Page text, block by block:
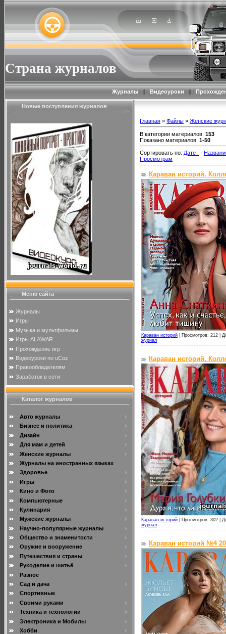
Страна журналов
Журналы | Видеоуроки |
Новые поступления журналов
Меню сайта
Журналы
Игры
Музыка и мультфильмы
Игры ALAWAR
Прохождение игр
Видеоуроки по uCoz
Правообладателям
Заработок в сети
Каталог журналов
Авто журналы
Бизнес и политика
Дизайн
Для мам и детей
Женские журналы
Журналы на иностранных языках
Здоровье
Игры
Кино и Фото
Компьютерные
Кулинария
Мужские журналы
Научно-популярные журналы
Общество и знаменитости
Оружие и вооружение
Путешествия и страны
Рукоделие и шитьё
Разное
Сад и дача
Спортивные
Своими руками
Техника и технологии
Электроника и Мобилы
Хобби
Главная » Файлы » Женские
В категории материалов: 153
Показано материалов: 1-50
Сортировать по: Дате ·
Просмотрам
Караван историй.
Караван историй Просмотров: 212 |
журнал
Караван историй.
Караван историй Просмотров: 302 |
журнал
Караван историй №4